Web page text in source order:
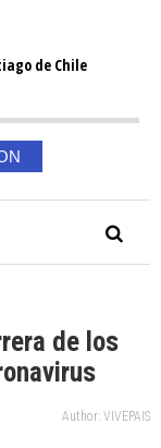
de Chile
de los
Author: VIVEPAIS